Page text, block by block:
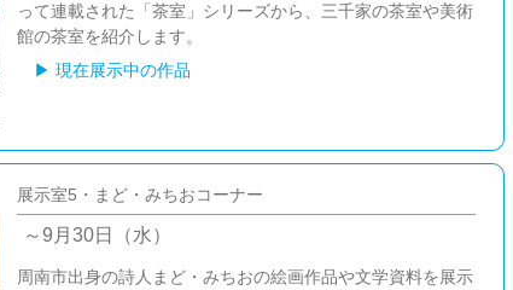
って連載された「茶室」シリーズから、三千家の茶室や美術
館の茶室を紹介します。
▶ 現在展示中の作品
展示室5・まど・みちおコーナー
～9月30日（水）
周南市出身の詩人まど・みちおの絵画作品や文学資料を展示